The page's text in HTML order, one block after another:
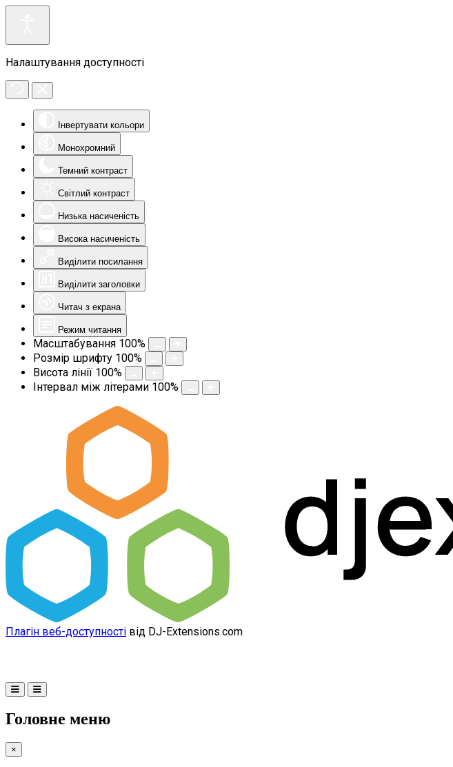
Налаштування доступності
Інвертувати кольори
Монохромний
Темний контраст
Світлий контраст
Низька насиченість
Висока насиченість
Виділити посилання
Виділити заголовки
Читач з екрана
Режим читання
Масштабування 100%
Розмір шрифту 100%
Висота лінії 100%
Інтервал між літерами 100%
Плагін веб-доступності від DJ-Extensions.com
Головне меню
×